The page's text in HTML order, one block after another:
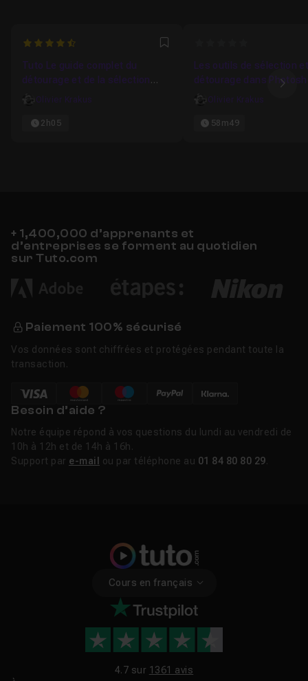
4.6666666666667 Favori
Tuto Le guide complet du
détourage et de la sélection
dans Photoshop en 2025
Olivier Krakus
2h05
Les outils de sélection
détourage dans
Elements 2021
Olivier Krakus
58m49
+ 1,400,000 d’apprenants et
d’entreprises se forment au quotidien
sur Tuto.com
Paiement 100% sécurisé
Vos données sont chiffrées et protégées pendant toute la
transaction.
Besoin d’aide ?
Notre équipe répond à vos questions du lundi au vendredi de
10h à 12h et de 14h à 16h.
Support par e-mail ou par téléphone au 01 84 80 80 29
Cours en français
4.7 sur 1361 avis